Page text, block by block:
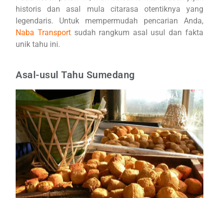
historis dan asal mula citarasa otentiknya yang
legendaris. Untuk mempermudah pencarian Anda,
Naba Transport sudah rangkum asal usul dan fakta
unik tahu ini.
Asal-usul Tahu Sumedang